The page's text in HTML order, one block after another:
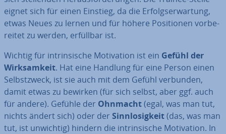
eignet sich für einen Einstieg, da die Er­folgs­er­war­tung,
etwas Neues zu lernen und für höhere Po­si­tio­nen vor­be­
rei­tet zu werden, erfüllbar ist.
Wichtig für in­trin­si­sche Mo­ti­va­ti­on ist ein Gefühl der
Wirk­sam­keit. Hat eine Handlung für eine Person einen
Selbst­zweck, ist sie auch mit dem Gefühl verbunden,
damit etwas zu bewirken (für sich selbst, aber ggf. auch
für andere). Gefühle der Ohnmacht(egal, was man tut,
nichts ändert sich) oder der Sinn­lo­sig­keit(das, was man
tut, ist unwichtig) hindern die in­trin­si­sche Mo­ti­va­ti­on. In